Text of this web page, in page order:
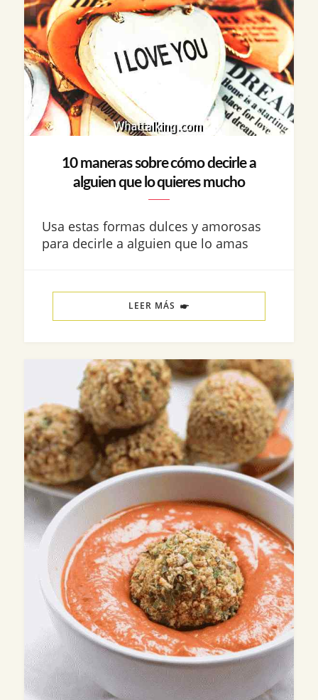
10 maneras sobre cómo decirle a
alguien que lo quieres mucho
Usa estas formas dulces y amorosas
para decirle a alguien que lo amas
LEER MÁS